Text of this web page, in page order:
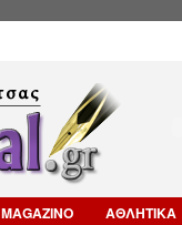
MAGAZINO ΑΘΛΗΤΙΚΑ